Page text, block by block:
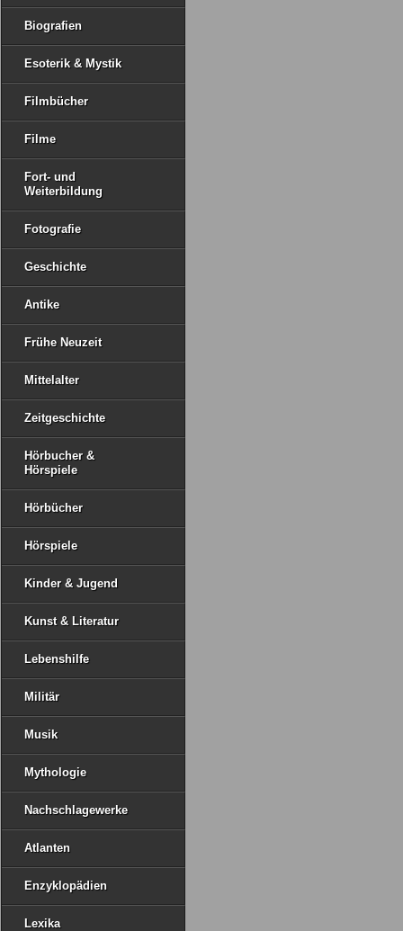
Biografien
Esoterik & Mystik
Filmbücher
Filme
Fort- und
Weiterbildung
Fotografie
Geschichte
Antike
Frühe Neuzeit
Mittelalter
Zeitgeschichte
Hörbucher &
Hörspiele
Hörbücher
Hörspiele
Kinder & Jugend
Kunst & Literatur
Lebenshilfe
Militär
Musik
Mythologie
Nachschlagewerke
Atlanten
Enzyklopädien
Lexika